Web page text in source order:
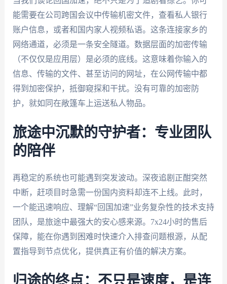
能需要在公司跨国会议中传输机密文件，查看私人银行
账户信息，或者和国内家人视频私语。这条连接家乡的
网络通道，必须是一条安全隧道。数据层面的加密传输
（不仅仅是应用层）是必须的底线。这意味着你输入的
信息、传输的文件、甚至访问的网址，在公网传输中都
得到加密保护，抵御窥探和干扰。没有可靠的加密防
护，就如同在敞篷车上运送私人物品。
旅途中沉默的守护者：专业团队
的陪伴
再稳定的系统也可能遇到突发波动。深夜追剧正酣突然
中断，赶项目时急需一份国内资料却连不上线。此时，
一个能迅速响应、理解“回国加速”业务复杂性的技术支持
团队，是旅途中最强大的安心感来源。7x24小时的售后
保障，能在你遇到困难时快速介入排查问题根源，从配
置指导到节点优化，提供真正有价值的解决方案。
归途的终点：不只是速度，是连